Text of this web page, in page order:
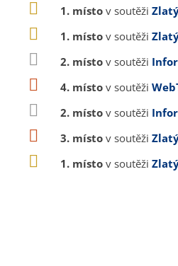
1. místo v soutěži
1. místo v soutěži
2. místo v soutěži
4. místo v soutěži
2. místo v soutěži
3. místo v soutěži
1. místo v soutěži